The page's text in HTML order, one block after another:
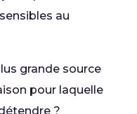
au
grande source
pour laquelle
?